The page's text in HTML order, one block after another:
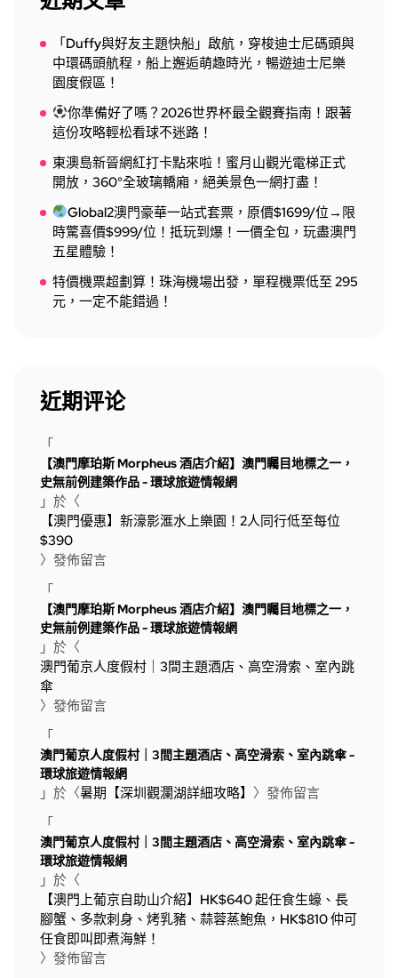
「Duffy與好友主題快船」啟航，穿梭迪士尼碼頭與
中環碼頭航程，船上邂逅萌趣時光，暢遊迪士尼樂
園度假區！
你準備好了嗎？2026世界杯最全觀賽指南！跟著
這份攻略輕松看球不迷路！
東澳島新晉網紅打卡點來啦！蜜月山觀光電梯正式
開放，360°全玻璃轎廂，絕美景色一網打盡！
Global2澳門豪華一站式套票，原價$1699/位→限
時驚喜價$999/位！抵玩到爆！一價全包，玩盡澳門
五星體驗！
特價機票超劃算！珠海機場出發，單程機票低至 295
元，一定不能錯過！
近期评论
「
【澳門摩珀斯 Morpheus 酒店介紹】澳門矚目地標之一，
史無前例建築作品 - 環球旅遊情報網
」於〈
【澳門優惠】新濠影滙水上樂園！2人同行低至每位
$390
〉發佈留言
「
【澳門摩珀斯 Morpheus 酒店介紹】澳門矚目地標之一，
史無前例建築作品 - 環球旅遊情報網
」於〈
澳門葡京人度假村｜3間主題酒店、高空滑索、室內跳
傘
〉發佈留言
「
澳門葡京人度假村｜3間主題酒店、高空滑索、室內跳傘 -
環球旅遊情報網
」於〈暑期【深圳觀瀾湖詳細攻略】 〉發佈留言
「
澳門葡京人度假村｜3間主題酒店、高空滑索、室內跳傘 -
環球旅遊情報網
」於〈
【澳門上葡京自助山介紹】HK$640 起任食生蠔、長
腳蟹、多款刺身、烤乳豬、蒜蓉蒸鮑魚，HK$810 仲可
任食即叫即煮海鮮！
〉發佈留言